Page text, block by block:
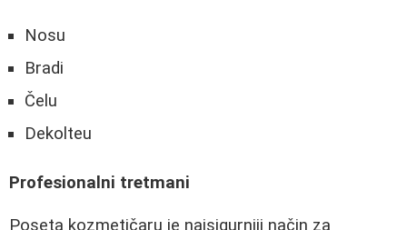
Nosu
Bradi
Čelu
Dekolteu
Profesionalni tretmani
Poseta kozmetičaru je najsigurniji način za